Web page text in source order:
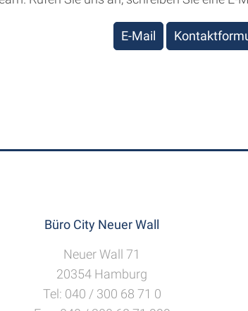
E-Mail
Büro City Neuer Wall
Neuer Wall 71
20354 Hamburg
Tel: 040 / 300 68 71 0